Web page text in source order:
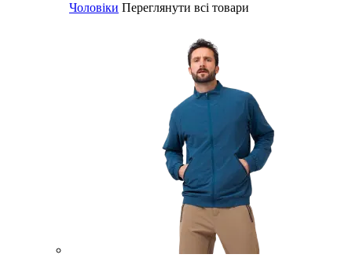
Чоловіки Переглянути всі товари